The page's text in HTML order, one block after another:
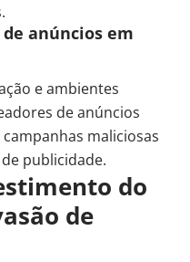
anúncios em
e ambientes
de anúncios
maliciosas
publicidade.
do
de